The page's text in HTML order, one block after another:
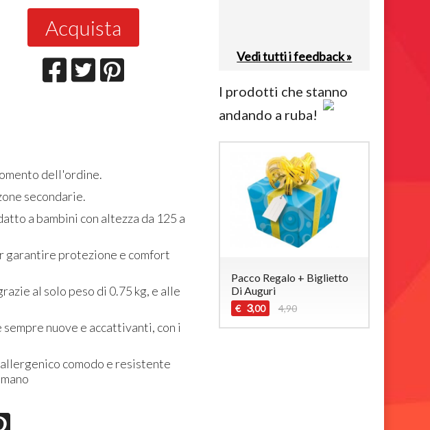
Acquista
dell'ordine.
secondarie.
a bambini con altezza da 125 a
garantire protezione e comfort
al solo peso di 0.75 kg, e alle
nuove e accattivanti, con i
comodo e resistente
Vedi tutti i feedback »
I prodotti che stanno
andando a ruba!
Pacco Regalo + Biglietto
Di Auguri
€ 3,00 4,90